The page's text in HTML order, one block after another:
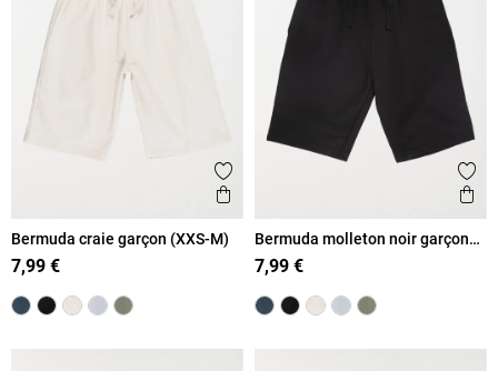
Ajouter aux favoris
Aperçu rapide
Bermuda craie garçon (XXS-M)
7,99 €
Bermuda molleton noir garçon
(XXS-M)
7,99 €